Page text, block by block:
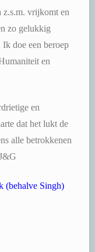
z.s.m. vrijkomt en
zo gelukkig
doe een beroep
en
en
dat het lukt de
alle betrokkenen
(behalve Singh)